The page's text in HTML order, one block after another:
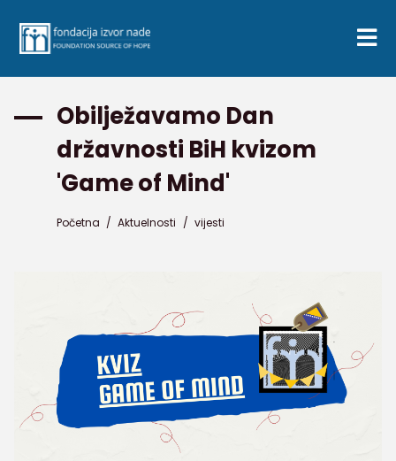
Obilježavamo Dan
državnosti BiH kvizom
'Game of Mind'
Početna / Aktuelnosti / vijesti